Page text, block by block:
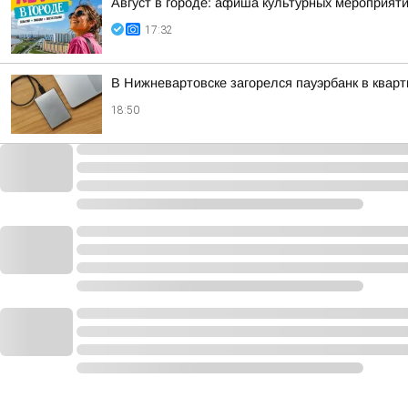
17:32
В Нижневартовске загорелся пауэрбанк в
18:50